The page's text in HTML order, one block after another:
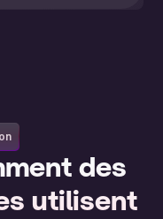
des
utilisent